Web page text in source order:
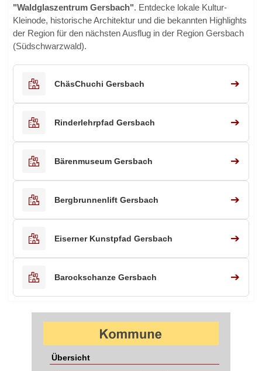
"Waldglaszentrum Gersbach". Entdecke lokale Kultur-
Kleinode, historische Architektur und die bekannten Highlights
der Region für den nächsten Ausflug in der Region Gersbach
(Südschwarzwald).
ChäsChuchi Gersbach ➔
Rinderlehrpfad Gersbach ➔
Bärenmuseum Gersbach ➔
Bergbrunnenlift Gersbach ➔
Eiserner Kunstpfad Gersbach ➔
Barockschanze Gersbach ➔
Übersicht